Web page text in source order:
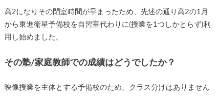
高2になりその閉室時間が早まったため、先述の通り高2の1月
から東進衛星予備校を自習室代わりに(授業を1つしかとらず)利
用し始めました。
その塾/家庭教師での成績はどうでしたか？
映像授業を主体とする予備校のため、クラス分けはありません